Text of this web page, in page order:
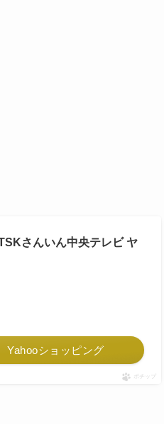
さんいん中央テレビ ヤ
Yahooショッピング
ポチップ